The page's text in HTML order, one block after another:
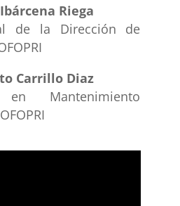
Riega
de la Dirección de
Carrillo Diaz
en Mantenimiento